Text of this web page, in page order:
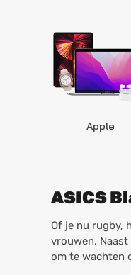
Apple
ASICS
Of je nu rugby,
vrouwen.
om te wachten